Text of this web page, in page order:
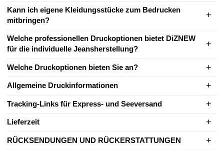
Kann ich eigene Kleidungsstücke zum Bedrucken
mitbringen?
Welche professionellen Druckoptionen bietet DiZNEW
für die individuelle Jeansherstellung?
Welche Druckoptionen bieten Sie an?
Allgemeine Druckinformationen
Tracking-Links für Express- und Seeversand
Lieferzeit
RÜCKSENDUNGEN UND RÜCKERSTATTUNGEN